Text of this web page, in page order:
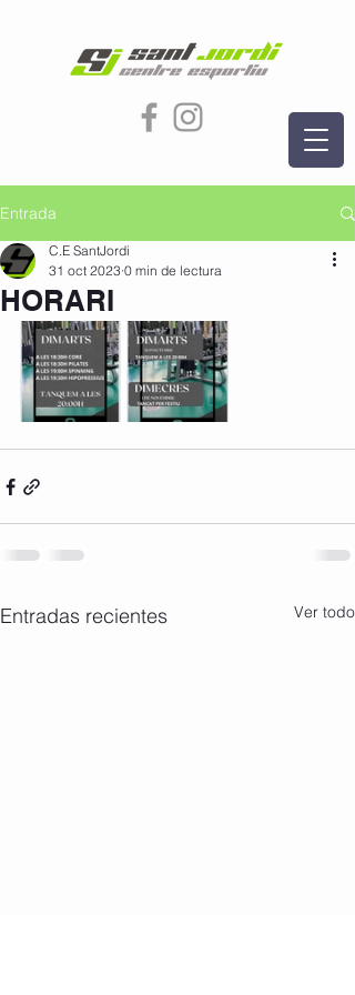
Entrada
HORARI
C.E SantJordi
31 oct 2023 0 min de lectura
Entradas recientes Ver todo